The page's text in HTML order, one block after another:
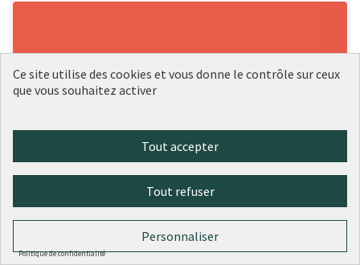
Ce site utilise des cookies et vous donne le contrôle sur ceux
que vous souhaitez activer
Tout accepter
Tout refuser
Personnaliser
Politique de confidentialité